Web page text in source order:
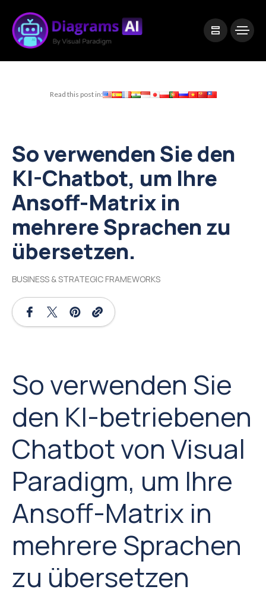
Read this post in:
So verwenden Sie den
KI-Chatbot, um Ihre
Ansoff-Matrix in
mehrere Sprachen zu
übersetzen.
BUSINESS & STRATEGIC FRAMEWORKS
So verwenden Sie
den KI-betriebenen
Chatbot von Visual
Paradigm, um Ihre
Ansoff-Matrix in
mehrere Sprachen
zu übersetzen